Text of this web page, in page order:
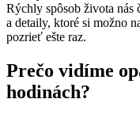
Rýchly spôsob života nás
a detaily, ktoré si možno
pozrieť ešte raz.
Prečo vidíme
hodinách?